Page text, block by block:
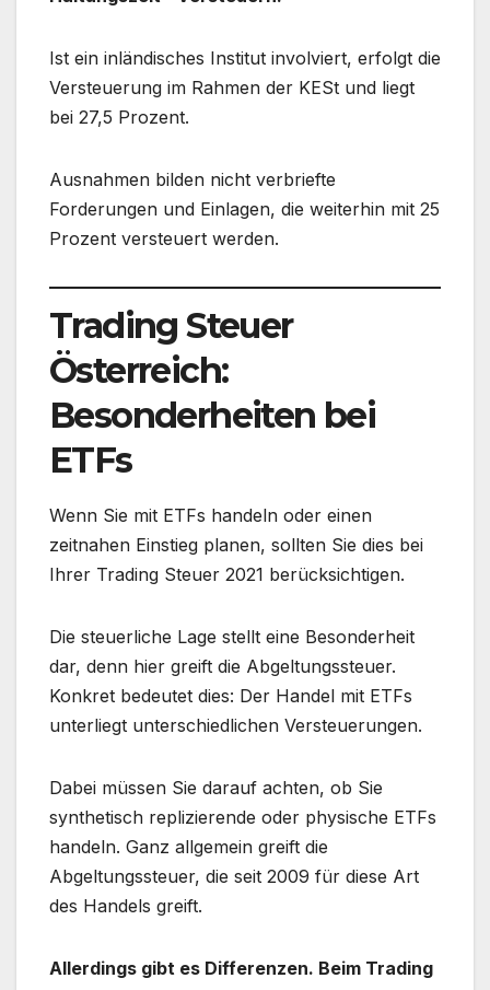
Ist ein inländisches Institut involviert, erfolgt die
Versteuerung im Rahmen der KESt und liegt
bei 27,5 Prozent.
Ausnahmen bilden nicht verbriefte
Forderungen und Einlagen, die weiterhin mit 25
Prozent versteuert werden.
Trading Steuer
Österreich:
Besonderheiten bei
ETFs
Wenn Sie mit ETFs handeln oder einen
zeitnahen Einstieg planen, sollten Sie dies bei
Ihrer Trading Steuer 2021 berücksichtigen.
Die steuerliche Lage stellt eine Besonderheit
dar, denn hier greift die Abgeltungssteuer.
Konkret bedeutet dies: Der Handel mit ETFs
unterliegt unterschiedlichen Versteuerungen.
Dabei müssen Sie darauf achten, ob Sie
synthetisch replizierende oder physische ETFs
handeln. Ganz allgemein greift die
Abgeltungssteuer, die seit 2009 für diese Art
des Handels greift.
Allerdings gibt es Differenzen. Beim Trading